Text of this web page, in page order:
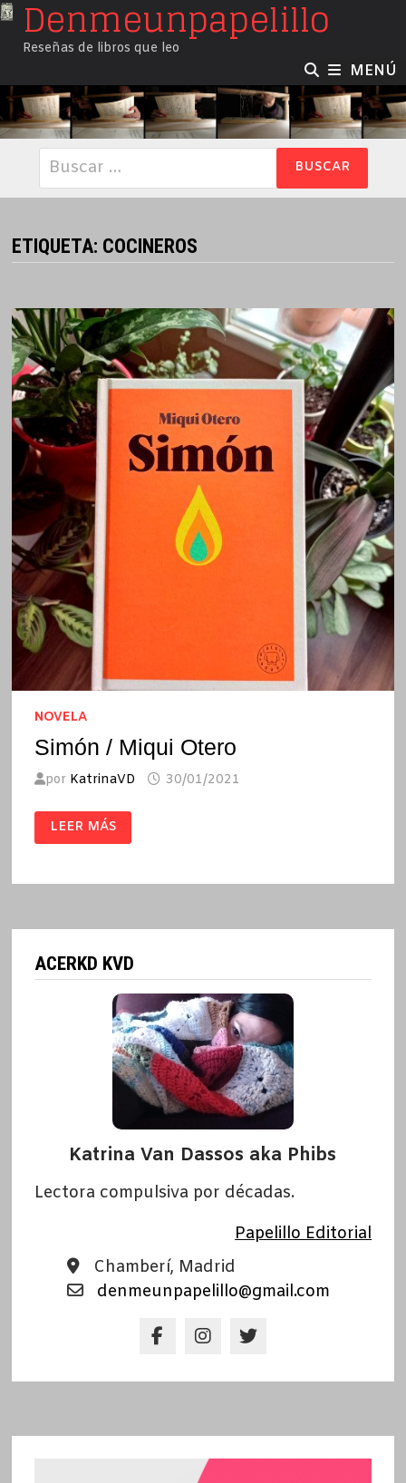
SaltarDenmeunpapelillo
Reseñas de libros que leo
MENÚ
Buscar:
ETIQUETA: COCINEROS
NOVELA
Simón / Miqui Otero
por KatrinaVD 30/01/2021
SIMÓN
/
MIQUI
LEER MÁS
ACERKD KVD
Katrina Van Dassos aka Phibs
Lectora compulsiva por décadas.
Papelillo Editorial
Chamberí, Madrid
denmeunpapelillo@gmail.com